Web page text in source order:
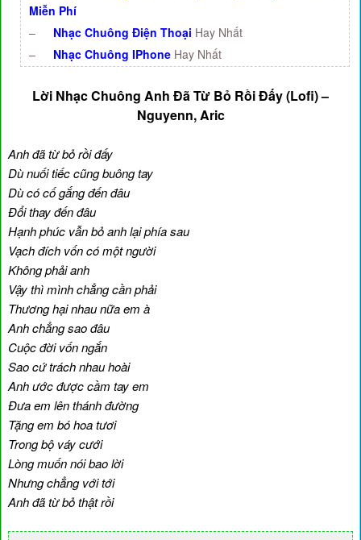
Miễn Phí
–
Nhạc Chuông Điện Thoại Hay Nhất
–
Nhạc Chuông IPhone Hay Nhất
Lời Nhạc Chuông Anh Đã Từ Bỏ Rồi Đấy (Lofi) –
Nguyenn, Aric
Anh đã từ bỏ rồi đấy
Dù nuối tiếc cũng buông tay
Dù có cố gắng đến đâu
Đổi thay đến đâu
Hạnh phúc vẫn bỏ anh lại phía sau
Vạch đích vốn có một người
Không phải anh
Vậy thì mình chẳng cần phải
Thương hại nhau nữa em à
Anh chẳng sao đâu
Cuộc đời vốn ngắn
Sao cứ trách nhau hoài
Anh ước được cầm tay em
Đưa em lên thánh đường
Tặng em bó hoa tươi
Trong bộ váy cưới
Lòng muốn nói bao lời
Nhưng chẳng với tới
Anh đã từ bỏ thật rồi